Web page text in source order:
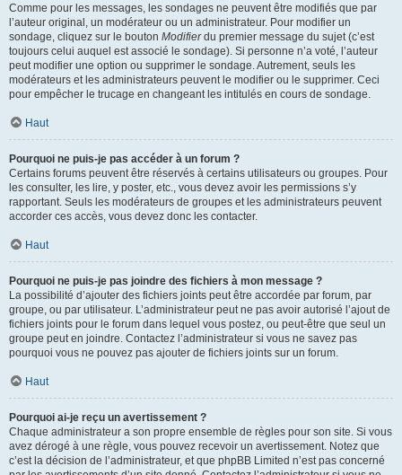
Comme pour les messages, les sondages ne peuvent être modifiés que par
l’auteur original, un modérateur ou un administrateur. Pour modifier un
sondage, cliquez sur le bouton Modifierdu premier message du sujet (c’est
toujours celui auquel est associé le sondage). Si personne n’a voté, l’auteur
peut modifier une option ou supprimer le sondage. Autrement, seuls les
modérateurs et les administrateurs peuvent le modifier ou le supprimer. Ceci
pour empêcher le trucage en changeant les intitulés en cours de sondage.
Haut
Pourquoi ne puis-je pas accéder à un forum ?
Certains forums peuvent être réservés à certains utilisateurs ou groupes. Pour
les consulter, les lire, y poster, etc., vous devez avoir les permissions s’y
rapportant. Seuls les modérateurs de groupes et les administrateurs peuvent
accorder ces accès, vous devez donc les contacter.
Haut
Pourquoi ne puis-je pas joindre des fichiers à mon message ?
La possibilité d’ajouter des fichiers joints peut être accordée par forum, par
groupe, ou par utilisateur. L’administrateur peut ne pas avoir autorisé l’ajout de
fichiers joints pour le forum dans lequel vous postez, ou peut-être que seul un
groupe peut en joindre. Contactez l’administrateur si vous ne savez pas
pourquoi vous ne pouvez pas ajouter de fichiers joints sur un forum.
Haut
Pourquoi ai-je reçu un avertissement ?
Chaque administrateur a son propre ensemble de règles pour son site. Si vous
avez dérogé à une règle, vous pouvez recevoir un avertissement. Notez que
c’est la décision de l’administrateur, et que phpBB Limited n’est pas concerné